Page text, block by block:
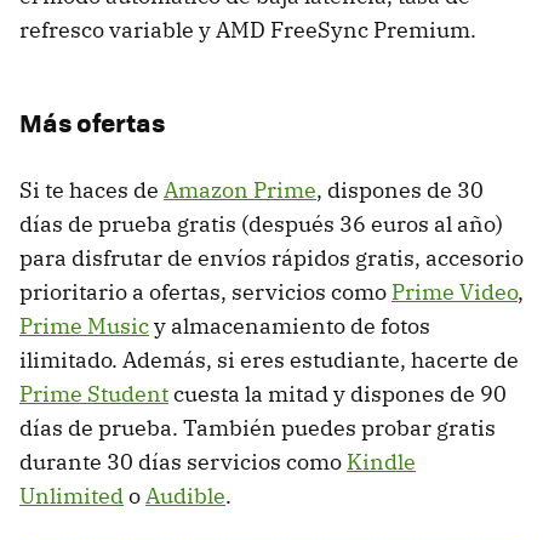
refresco variable y AMD FreeSync Premium.
Más ofertas
Si te haces de Amazon Prime, dispones de 30
días de prueba gratis (después 36 euros al año)
para disfrutar de envíos rápidos gratis, accesorio
prioritario a ofertas, servicios como Prime Video,
Prime Musicy almacenamiento de fotos
ilimitado. Además, si eres estudiante, hacerte de
Prime Studentcuesta la mitad y dispones de 90
días de prueba. También puedes probar gratis
durante 30 días servicios como Kindle
Unlimited o Audible.